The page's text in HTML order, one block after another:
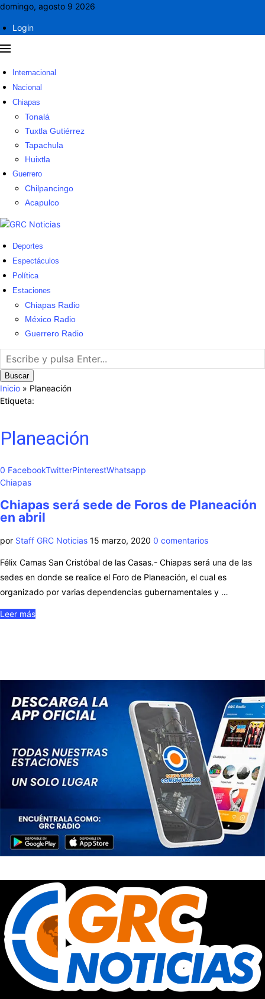
domingo, agosto 9 2026
Login
Internacional
Nacional
Chiapas
Tonalá
Tuxtla Gutiérrez
Tapachula
Huixtla
Guerrero
Chilpancingo
Acapulco
Deportes
Espectáculos
Política
Estaciones
Chiapas Radio
México Radio
Guerrero Radio
Buscar
Inicio » Planeación
Etiqueta:
Planeación
0 FacebookTwitterPinterestWhatsapp
Chiapas
Chiapas será sede de Foros de Planeación
en abril
por Staff GRC Noticias 15 marzo, 2020 0 comentarios
Félix Camas San Cristóbal de las Casas.- Chiapas será una de las
sedes en donde se realice el Foro de Planeación, el cual es
organizado por varias dependencias gubernamentales y …
Leer más